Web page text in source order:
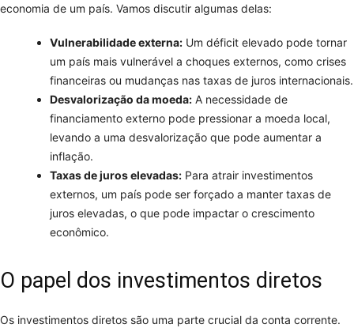
economia de um país. Vamos discutir algumas delas:
Vulnerabilidade externa: Um déficit elevado pode tornar
um país mais vulnerável a choques externos, como crises
financeiras ou mudanças nas taxas de juros internacionais.
Desvalorização da moeda: A necessidade de
financiamento externo pode pressionar a moeda local,
levando a uma desvalorização que pode aumentar a
inflação.
Taxas de juros elevadas: Para atrair investimentos
externos, um país pode ser forçado a manter taxas de
juros elevadas, o que pode impactar o crescimento
econômico.
O papel dos investimentos diretos
Os investimentos diretos são uma parte crucial da conta corrente.